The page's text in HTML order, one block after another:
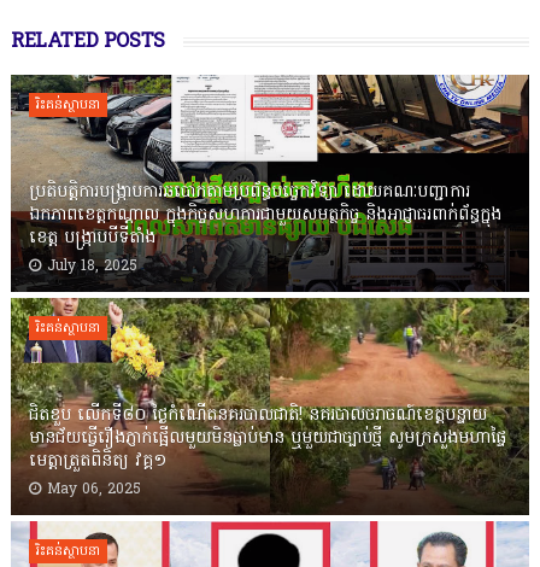
RELATED POSTS
រិះគន់ស្ថាបនា
ប្រតិបត្តិការបង្រ្កាបការឆបោកតាមប្រព័ន្ធបច្ចេកវិទ្យា ដោយគណៈបញ្ជាការ
ឯកភាពខេត្តកណ្តាល ក្នុងកិច្ចសហការជាមួយសមត្ថកិច្ច និងអាជ្ញាធរពាក់ព័ន្ធក្នុង
ខេត្ត បង្ក្រាបបីទីតាំង
July 18, 2025
រិះគន់ស្ថាបនា
ជិតខួប លើកទី៨០ ថ្ងៃកំណើតនគរបាលជាតិ! នគរបាលចរាចណ៍ខេត្តបន្ទាយ
មានជ័យធ្វើរឿងភ្ញាក់ផ្អើលមួយមិនធ្លាប់មាន ឬមួយជាច្បាប់ថ្មី សូមក្រសួងមហាផ្ទៃ
មេត្តាត្រួតពិនិត្យ វគ្គ១
May 06, 2025
រិះគន់ស្ថាបនា